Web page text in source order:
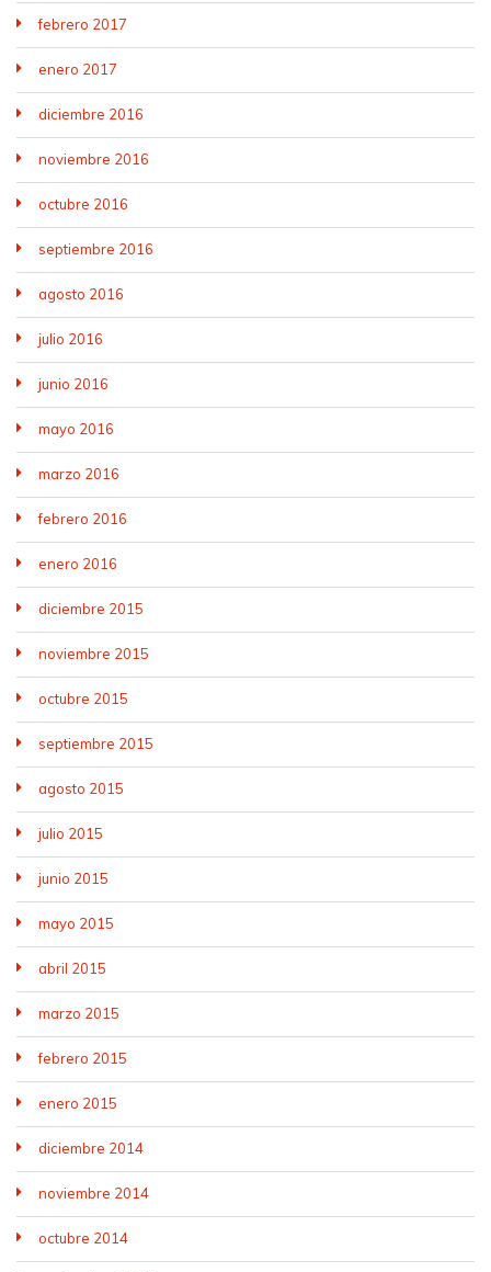
febrero 2017
enero 2017
diciembre 2016
noviembre 2016
octubre 2016
septiembre 2016
agosto 2016
julio 2016
junio 2016
mayo 2016
marzo 2016
febrero 2016
enero 2016
diciembre 2015
noviembre 2015
octubre 2015
septiembre 2015
agosto 2015
julio 2015
junio 2015
mayo 2015
abril 2015
marzo 2015
febrero 2015
enero 2015
diciembre 2014
noviembre 2014
octubre 2014